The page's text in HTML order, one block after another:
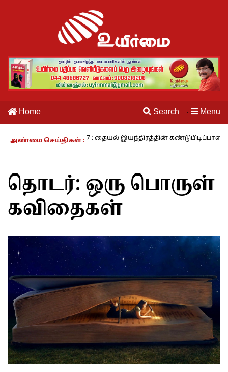
Home Search · Menu
அண்மை செய்திகள் :
காலம் – 27 : தையல் இயந்திரத்தின் கண்டுபிடிப்பாளர் யார்? -
தொடர்: ஒரு பொருள்
கவிதைகள்